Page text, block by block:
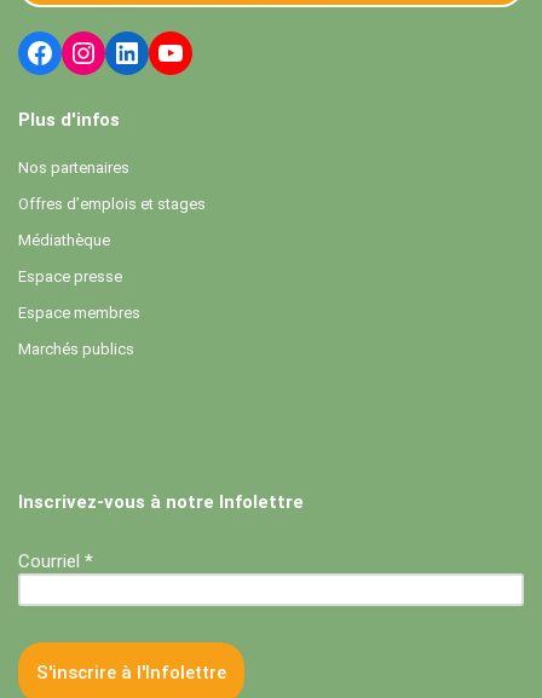
Plus d'infos
Nos partenaires
Offres d’emplois et stages
Médiathèque
Espace presse
Espace membres
Marchés publics
Inscrivez-vous à notre Infolettre
Courriel *